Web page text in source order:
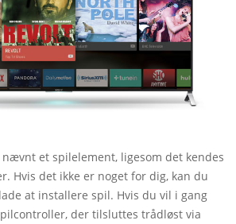
et spilelement, ligesom det kendes
Hvis det ikke er noget for dig, kan du
at installere spil. Hvis du vil i gang
der tilsluttes trådløst via